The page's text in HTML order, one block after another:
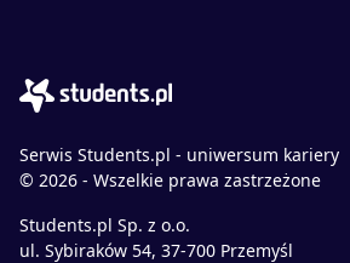
Serwis Students.pl - uniwersum kariery
© 2026 - Wszelkie prawa zastrzeżone
Students.pl Sp. z o.o.
ul. Sybiraków 54, 37-700 Przemyśl